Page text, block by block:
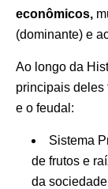
econômicos,
(dominante) e
Ao longo da
principais deles
e o feudal:
Sistema
de frutos e
da